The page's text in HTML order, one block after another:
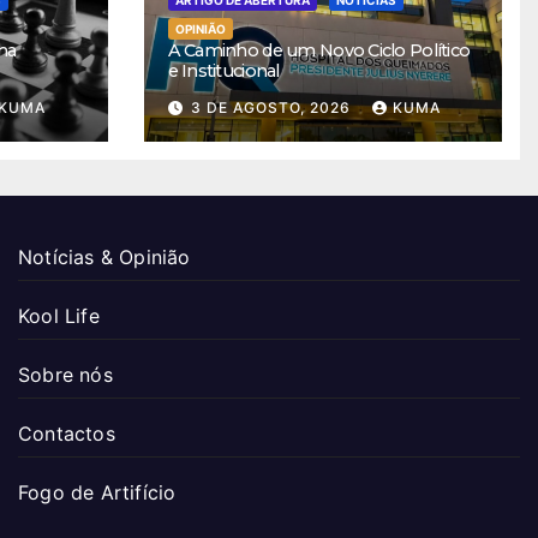
OPINIÃO
A Caminho de um Novo Ciclo Político
e Institucional
3 DE AGOSTO, 2026 KUMA
Notícias & Opinião
Kool Life
Sobre nós
Contactos
Fogo de Artifício